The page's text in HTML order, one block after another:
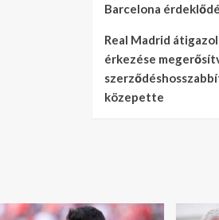
Barcelona
Real Madrid
érkezése
közepette